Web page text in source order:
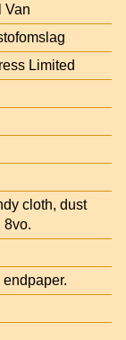
Van
Limited
cloth, dust
8vo.